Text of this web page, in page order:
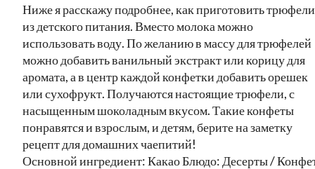
Ниже я расскажу подробнее, как приготовить трюфели
из детского питания. Вместо молока можно
использовать воду. По желанию в массу для трюфелей
можно добавить ванильный экстракт или корицу для
аромата, а в центр каждой конфетки добавить орешек
или сухофрукт. Получаются настоящие трюфели, с
насыщенным шоколадным вкусом. Такие конфеты
понравятся и взрослым, и детям, берите на заметку
рецепт для домашних чаепитий!
Основной ингредиент: Какао Блюдо: Десерты /